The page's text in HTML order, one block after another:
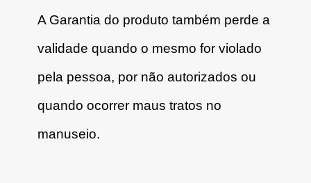
A Garantia do produto também perde a
validade quando o mesmo for violado
pela pessoa, por não autorizados ou
quando ocorrer maus tratos no
manuseio.